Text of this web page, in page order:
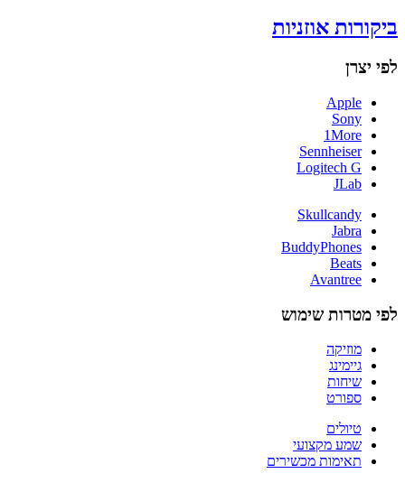
ביקורות אוזניות
לפי יצרן
Apple
Sony
1More
Sennheiser
Logitech G
JLab
Skullcandy
Jabra
BuddyPhones
Beats
Avantree
לפי מטרות שימוש
מוזיקה
גיימינג
שיחות
ספורט
טיולים
שמע מקצועי
תאימות מכשירים